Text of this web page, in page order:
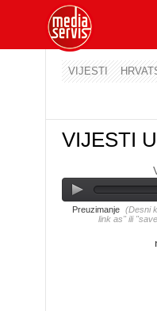
VIJESTI
VIJESTI
Preuzimanje (Desni
link as" ili